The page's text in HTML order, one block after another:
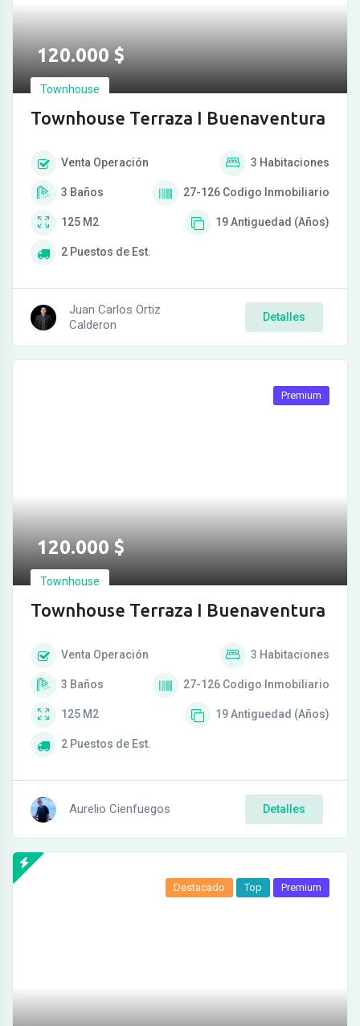
120.000$
Townhouse
Townhouse Terraza I Buenaventura
Venta Operación 3 Habitaciones
3 Baños 27-126 Codigo Inmobiliario
125 M2 19Antiguedad (Años)
2 Puestos de Est.
Juan Carlos Ortiz
Calderon
Detalles
120.000$
Townhouse
Townhouse Terraza I Buenaventura
Premium
Venta Operación 3 Habitaciones
3 Baños 27-126 Codigo Inmobiliario
125 M2 19Antiguedad (Años)
2 Puestos de Est.
Aurelio Cienfuegos Detalles
Destacado Top Premium